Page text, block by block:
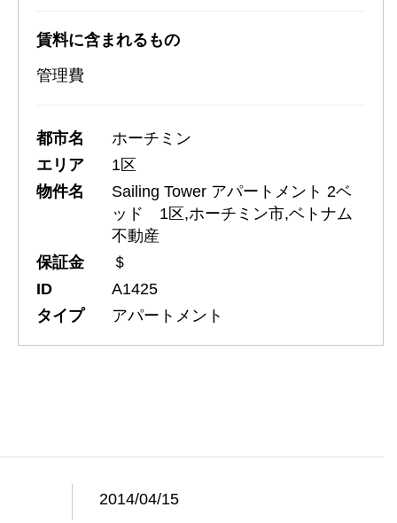
賃料に含まれるもの
管理費
都市名
ホーチミン
エリア
1区
物件名
Sailing Tower アパートメント 2ベ
ッド 1区,ホーチミン市,ベトナム
不動産
保証金
＄
ID
A1425
タイプ
アパートメント
2014/04/15